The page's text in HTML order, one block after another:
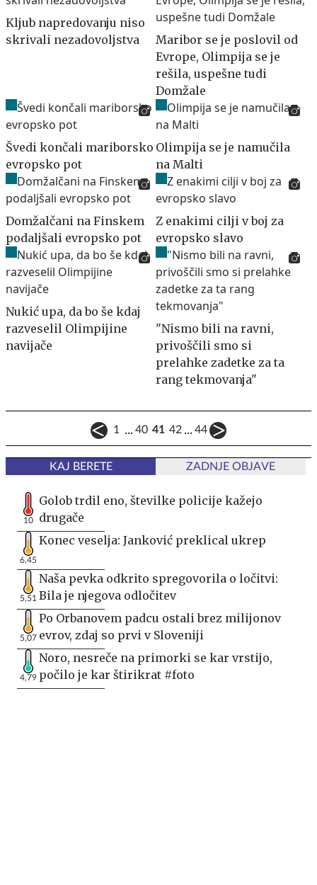
Kljub napredovanju niso
skrivali nezadovoljstva
Maribor se je poslovil od
Evrope, Olimpija se je
rešila, uspešne tudi
Domžale
Švedi končali mariborsko
evropsko pot
Olimpija se je namučila
na Malti
Domžalčani na Finskem
podaljšali evropsko pot
Z enakimi cilji v boj za
evropsko slavo
Nukić upa, da bo še kdaj
razveselil Olimpijine
navijače
"Nismo bili na ravni,
privoščili smo si
prelahke zadetke za ta
rang tekmovanja"
1 ... 40 41 42 ... 44
KAJ BERETE ZADNJE OBJAVE
10
Golob trdil eno, številke policije kažejo
drugače
6,45
Konec veselja: Janković preklical ukrep
5,51
Naša pevka odkrito spregovorila o ločitvi:
Bila je njegova odločitev
5,07
Po Orbanovem padcu ostali brez milijonov
evrov, zdaj so prvi v Sloveniji
4,79
Noro, nesreče na primorki se kar vrstijo,
počilo je kar štirikrat #foto